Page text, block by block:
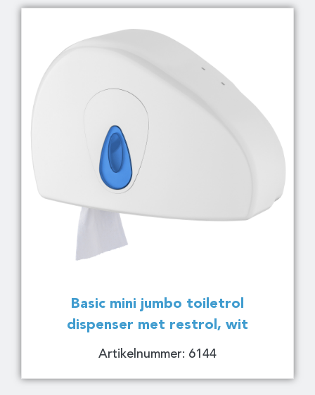
Basic mini jumbo toiletrol
dispenser met restrol, wit
Artikelnummer: 6144